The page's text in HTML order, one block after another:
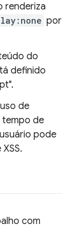
renderiza
por
do
definido
de
tempo de
pode
com